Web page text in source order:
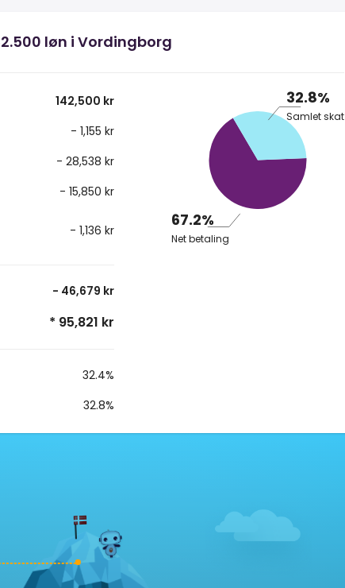
løn i Vordingborg
142,500 kr
- 1,155 kr
- 28,538 kr
- 15,850 kr
- 1,136 kr
- 46,679 kr
* 95,821 kr
32.4%
32.8%
32.8%
Samlet skat
67.2%
Net betaling